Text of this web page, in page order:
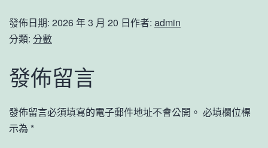
發佈日期: 2026 年 3 月 20 日作者: admin
分類: 分數
發佈留言
發佈留言必須填寫的電子郵件地址不會公開。 必填欄位標
示為 *